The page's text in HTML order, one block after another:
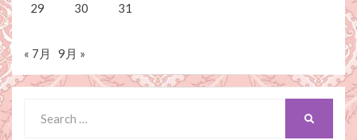
29 30 31
« 7月 9月 »
for:
SEARCH